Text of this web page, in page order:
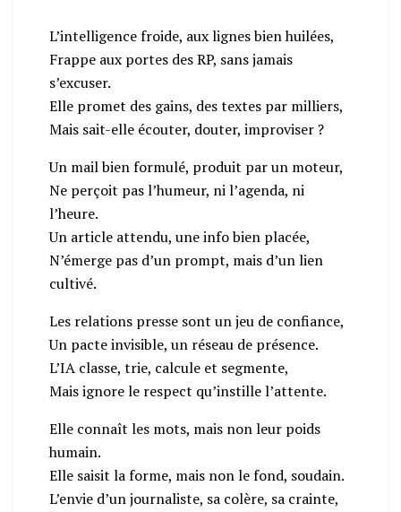
L’intelligence froide, aux lignes bien huilées,
Frappe aux portes des RP, sans jamais
s’excuser.
Elle promet des gains, des textes par milliers,
Mais sait-elle écouter, douter, improviser ?
Un mail bien formulé, produit par un moteur,
Ne perçoit pas l’humeur, ni l’agenda, ni
l’heure.
Un article attendu, une info bien placée,
N’émerge pas d’un prompt, mais d’un lien
cultivé.
Les relations presse sont un jeu de confiance,
Un pacte invisible, un réseau de présence.
L’IA classe, trie, calcule et segmente,
Mais ignore le respect qu’instille l’attente.
Elle connaît les mots, mais non leur poids
humain.
Elle saisit la forme, mais non le fond, soudain.
L’envie d’un journaliste, sa colère, sa crainte,